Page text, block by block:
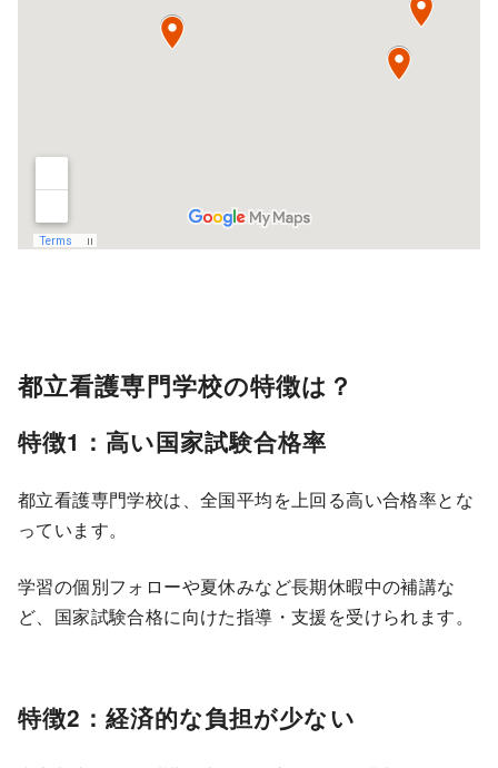
都立看護専門学校の特徴は？
特徴1：高い国家試験合格率
都立看護専門学校は、全国平均を上回る高い合格率とな
っています。
学習の個別フォローや夏休みなど長期休暇中の補講な
ど、国家試験合格に向けた指導・支援を受けられます。
特徴2：経済的な負担が少ない